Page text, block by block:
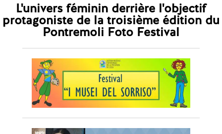
L'univers féminin derrière l'objectif
protagoniste de la troisième édition du
Pontremoli Foto Festival